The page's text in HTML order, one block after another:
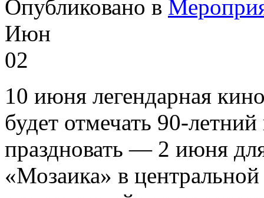
Опубликовано в
Июн
02
10 июня легендарная
будет отмечать
праздновать — 2 июня
«Мозаика» в